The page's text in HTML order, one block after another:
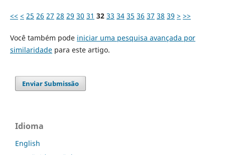
<< < 25 26 27 28 29 30 31 32 33 34 35 36 37 38 39 > >>
Você também pode iniciar uma pesquisa avançada por
similaridadepara este artigo.
Enviar Submissão
Idioma
English